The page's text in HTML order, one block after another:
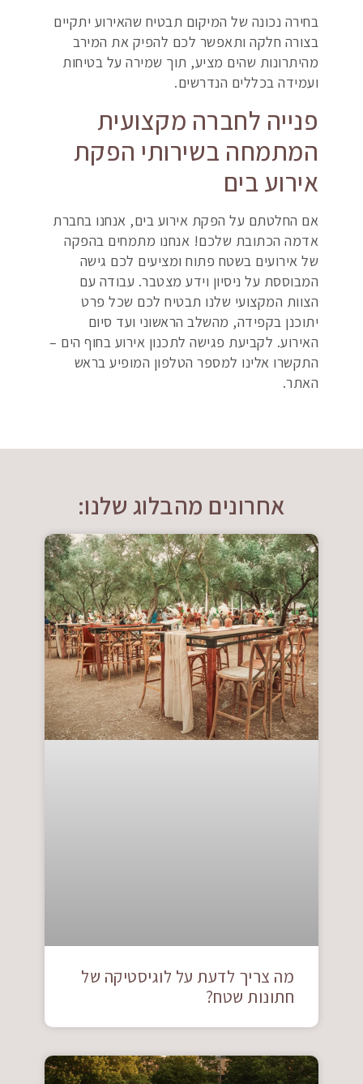
בחירה נכונה של המיקום תבטיח שהאירוע יתקיים
בצורה חלקה ותאפשר לכם להפיק את המירב
מהיתרונות שהים מציע, תוך שמירה על בטיחות
ועמידה בכללים הנדרשים.
פנייה לחברה מקצועית
המתמחה בשירותי הפקת
אירוע בים
אם החלטתם על הפקת אירוע בים, אנחנו בחברת
אדמה הכתובת שלכם! אנחנו מתמחים בהפקה
של אירועים בשטח פתוח ומציעים לכם גישה
המבוססת על ניסיון וידע מצטבר. עבודה עם
הצוות המקצועי שלנו תבטיח לכם שכל פרט
יתוכנן בקפידה, מהשלב הראשוני ועד סיום
האירוע. לקביעת פגישה לתכנון אירוע בחוף הים –
התקשרו אלינו למספר הטלפון המופיע בראש
האתר.
אחרונים מהבלוג שלנו:
מה צריך לדעת על לוגיסטיקה של
חתונות שטח?